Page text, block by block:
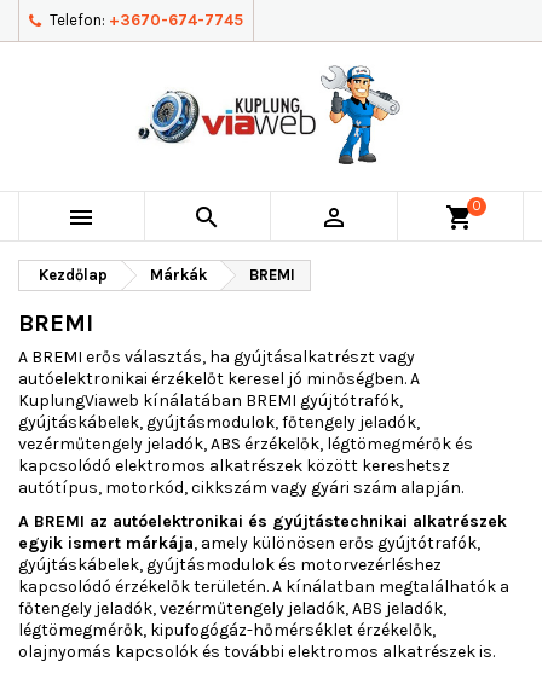
Telefon: +3670-674-7745
   shopping_cart0
Kezdőlap Márkák BREMI
BREMI
A BREMI erős választás, ha gyújtásalkatrészt vagy
autóelektronikai érzékelőt keresel jó minőségben. A
KuplungViaweb kínálatában BREMI gyújtótrafók,
gyújtáskábelek, gyújtásmodulok, főtengely jeladók,
vezérműtengely jeladók, ABS érzékelők, légtömegmérők és
kapcsolódó elektromos alkatrészek között kereshetsz
autótípus, motorkód, cikkszám vagy gyári szám alapján.
A BREMI az autóelektronikai és gyújtástechnikai alkatrészek
egyik ismert márkája, amely különösen erős gyújtótrafók,
gyújtáskábelek, gyújtásmodulok és motorvezérléshez
kapcsolódó érzékelők területén. A kínálatban megtalálhatók a
főtengely jeladók, vezérműtengely jeladók, ABS jeladók,
légtömegmérők, kipufogógáz-hőmérséklet érzékelők,
olajnyomás kapcsolók és további elektromos alkatrészek is.